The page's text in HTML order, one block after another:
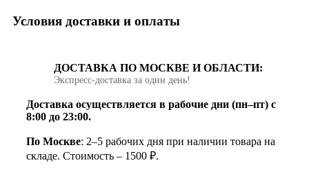
Условия доставки и оплаты
ДОСТАВКА ПО МОСКВЕ И ОБЛАСТИ:
Экспресс‑доставка за один день!
Доставка осуществляется в рабочие дни (пн–пт) с
8:00 до 23:00.
По Москве: 2–5 рабочих дня при наличии товара на
складе. Стоимость – 1500 ₽.